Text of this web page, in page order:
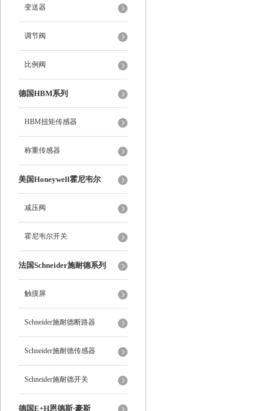
变送器
调节阀
比例阀
德国HBM系列
HBM扭矩传感器
称重传感器
美国Honeywell霍尼韦尔
减压阀
霍尼韦尔开关
法国Schneider施耐德系列
触摸屏
Schneider施耐德断路器
Schneider施耐德传感器
Schneider施耐德开关
德国E+H恩德斯·豪斯